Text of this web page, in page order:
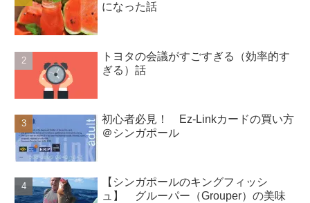
になった話
トヨタの会議がすごすぎる（効率的す
ぎる）話
初心者必見！ Ez-Linkカードの買い方
＠シンガポール
【シンガポールのキングフィッシ
ュ】 グルーパー（Grouper）の美味